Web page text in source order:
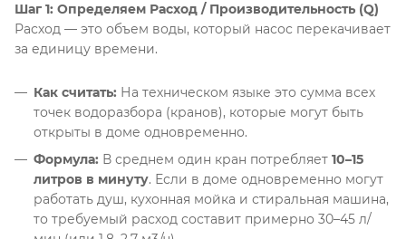
Шаг 1: Определяем Расход / Производительность (Q)
Расход — это объем воды, который насос перекачивает
за единицу времени.
Как считать: На техническом языке это сумма всех
точек водоразбора (кранов), которые могут быть
открыты в доме одновременно.
Формула: В среднем один кран потребляет 10–15
литров в минуту. Если в доме одновременно могут
работать душ, кухонная мойка и стиральная машина,
то требуемый расход составит примерно 30–45 л/